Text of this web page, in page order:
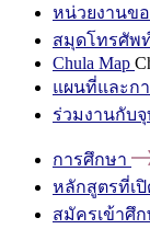
หน่วยงานข
สมุดโทรศัพ
Chula Map
แผนที่และก
ร่วมงานกับจุ
การศึกษา
หลักสูตรที่เ
สมัครเข้าศึก